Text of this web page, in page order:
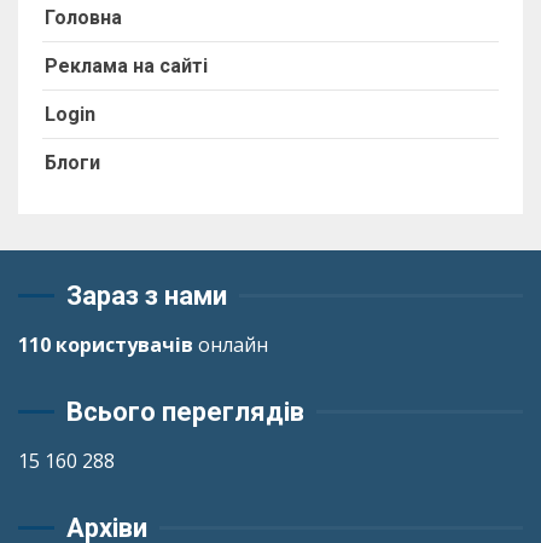
Головна
Реклама на сайті
Login
Блоги
Зараз з нами
110 користувачів онлайн
Всього переглядів
15 160 288
Архіви